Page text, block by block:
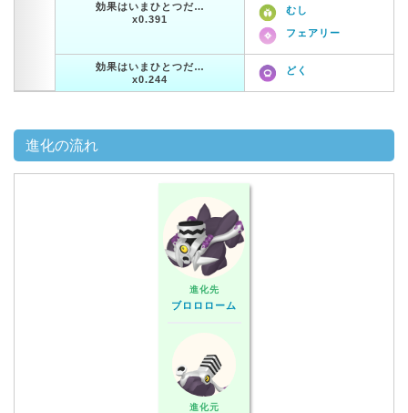
効果はいまひとつだ…
x0.391
むし
フェアリー
効果はいまひとつだ…
x0.244
どく
進化の流れ
進化先
ブロロローム
進化元